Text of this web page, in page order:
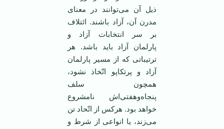
ذیل آن می‌توانند در معنای
مدرن آن، آزاد باشند. ائتلاف
بر سر انتخابات آزاد و
پارلمان آزاد باید باشد. هر
ترتیباتی که از مسیر پارلمان
آزاد و پرتکاپو اتّخاذ نشود،
همچون سلف
پنجاه‌وهفتی‌اش نامشروع
خواهد بود. هرکس از اتّحاد تن
می‌زند، یا انواعی از شرط و